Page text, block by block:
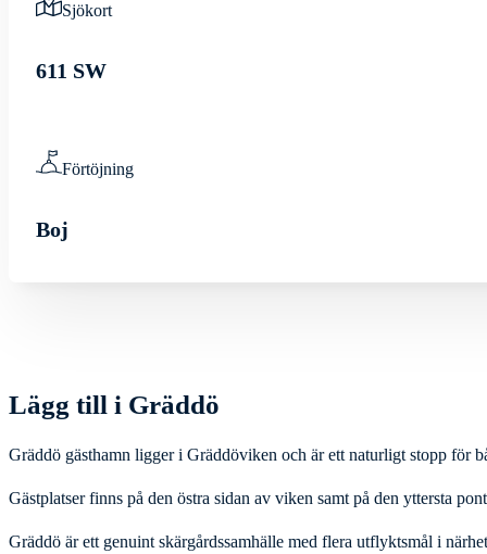
Sjökort
611 SW
Förtöjning
Boj
Lägg till i Gräddö
Gräddö gästhamn ligger i Gräddöviken och är ett naturligt stopp för
Gästplatser finns på den östra sidan av viken samt på den yttersta
Gräddö är ett genuint skärgårdssamhälle med flera utflyktsmål i